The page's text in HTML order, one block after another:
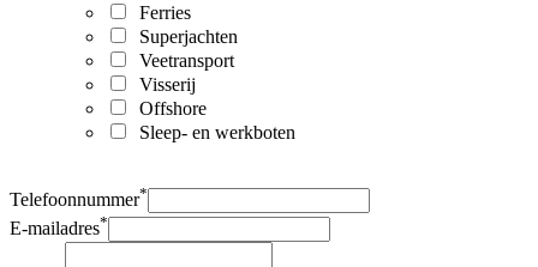
Ferries
Superjachten
Veetransport
Visserij
Offshore
Sleep- en werkboten
Telefoonnummer*
E-mailadres*